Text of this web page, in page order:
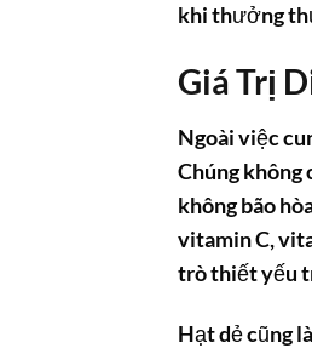
khi thưởng
Giá Trị
Ngoài việc
Chúng không
không bão
vitamin C,
trò thiết yếu
Hạt dẻ cũng